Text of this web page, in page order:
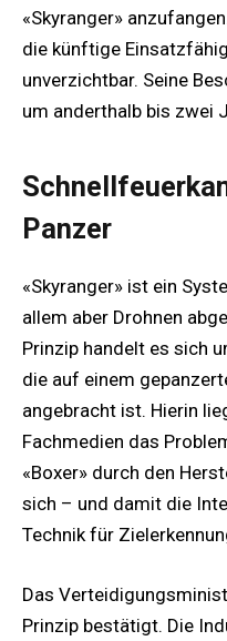
«Skyranger»
die künftige
unverzichtbar. Seine
um anderthalb bis zwei
Panzer
«Skyranger» ist ein
allem aber Drohnen
Prinzip handelt es sich
die auf einem
angebracht ist. Hierin
Fachmedien das
«Boxer» durch den
sich – und damit die
Technik für
Das
Prinzip bestätigt. Die